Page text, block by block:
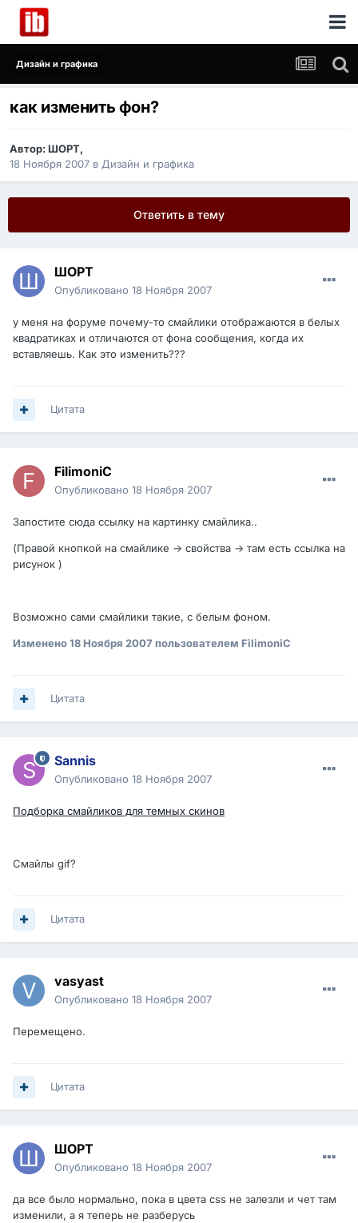
Дизайн и графика
как изменить фон?
Автор:ШОРТ,
18 Ноября 2007 в Дизайн и графика
Ответить в тему
ШОРТ
Опубликовано 18 Ноября 2007
у меня на форуме почему-то смайлики отображаются в белых
квадратиках и отличаются от фона сообщения, когда их
вставляешь. Как это изменить???
Цитата
FilimoniC
Опубликовано 18 Ноября 2007
Запостите сюда ссылку на картинку смайлика..
(Правой кнопкой на смайлике -> свойства -> там есть ссылка на
рисунок )
Возможно сами смайлики такие, с белым фоном.
Изменено18 Ноября 2007 пользователем FilimoniC
Цитата
Sannis
Опубликовано 18 Ноября 2007
Подборка смайликов для темных скинов
Смайлы gif?
Цитата
vasyast
Опубликовано 18 Ноября 2007
Перемещено.
Цитата
ШОРТ
Опубликовано 18 Ноября 2007
да все было нормально, пока в цвета css не залезли и чет там
изменили, а я теперь не разберусь